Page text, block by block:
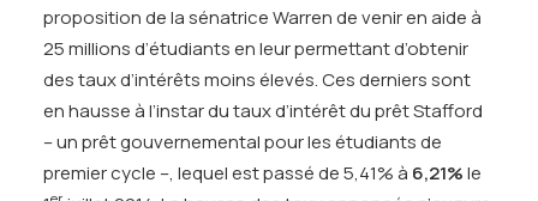
proposition de la sénatrice Warren de venir en aide à
25 millions d’étudiants en leur permettant d’obtenir
des taux d’intérêts moins élevés. Ces derniers sont
en hausse à l’instar du taux d’intérêt du prêt Stafford
– un prêt gouvernemental pour les étudiants de
premier cycle –, lequel est passé de 5,41% à 6,21%le